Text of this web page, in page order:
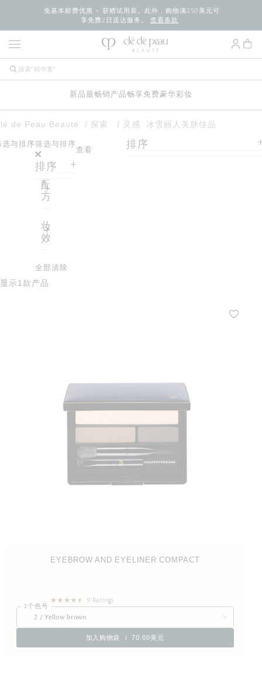
免基本邮费优惠 + 获赠试用装。此外，购物满250美元可
享免费2日送达服务。查看条款
新品最畅销产品畅享免费豪华彩妆
de Peau Beauté 探索 灵感 冰雪丽人美肤佳品
选与排序 筛选与排序
排序
配
方
妆
效
全部清除
查看 排序
显示1款产品
EYEBROW AND EYELINER COMPACT
9 Ratings
2个色号
2 / Yellow brown
加入购物袋 70.00美元